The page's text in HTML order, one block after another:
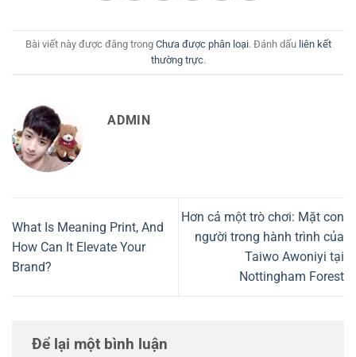
Bài viết này được đăng trong Chưa được phân loại. Đánh dấu liên kết
thường trực.
ADMIN
What Is Meaning Print, And
How Can It Elevate Your
Brand?
Hơn cả một trò chơi: Mặt con
người trong hành trình của
Taiwo Awoniyi tại
Nottingham Forest
Để lại một bình luận